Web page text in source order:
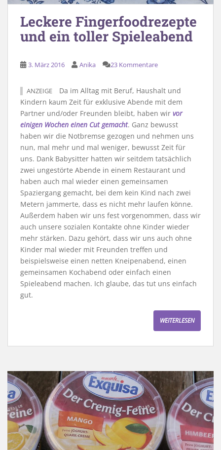
Leckere Fingerfoodrezepte
und ein toller Spieleabend
3. März 2016 Anika 23 Kommentare
ANZEIGE
Da im Alltag mit Beruf, Haushalt und
Kindern kaum Zeit für exklusive Abende mit dem
Partner und/oder Freunden bleibt, haben wir vor
einigen Wochen einen Cut gemacht. Ganz bewusst
haben wir die Notbremse gezogen und nehmen uns
nun, mal mehr und mal weniger, bewusst Zeit für
uns. Dank Babysitter hatten wir seitdem tatsächlich
zwei ungestörte Abende in einem Restaurant und
haben auch mal wieder einen gemeinsamen
Spaziergang gemacht, bei dem kein Kind nach zwei
Metern jammerte, dass es nicht mehr laufen könne.
Außerdem haben wir uns fest vorgenommen, dass wir
auch unsere sozialen Kontakte ohne Kinder wieder
mehr stärken. Dazu gehört, dass wir uns auch ohne
Kinder mal wieder mit Freunden treffen und
beispielsweise einen netten Kneipenabend, einen
gemeinsamen Kochabend oder einfach einen
Spieleabend machen. Ich glaube, das tut uns einfach
gut.
WEITERLESEN